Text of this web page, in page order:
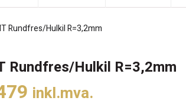
Rundfres/Hulkil R=3,2mm
Rundfres/Hulkil R=3,2mm
inkl.mva.